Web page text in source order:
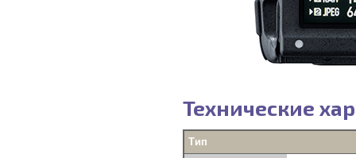
Технические
Тип